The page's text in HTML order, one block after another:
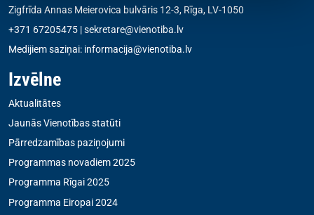
Zigfrīda Annas Meierovica bulvāris 12-3, Rīga, LV-1050
+371 67205475 |sekretare@vienotiba.lv
Medijiem saziņai: informacija@vienotiba.lv
Izvēlne
Aktualitātes
Jaunās Vienotības statūti
Pārredzamības paziņojumi
Programmas novadiem 2025
Programma Rīgai 2025
Programma Eiropai 2024